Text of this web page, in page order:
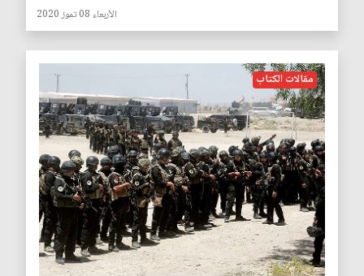
الأربعاء 08 تموز 2020
مقالات الكتاب